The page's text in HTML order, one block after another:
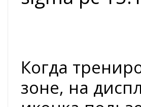
Когда
зоне, на